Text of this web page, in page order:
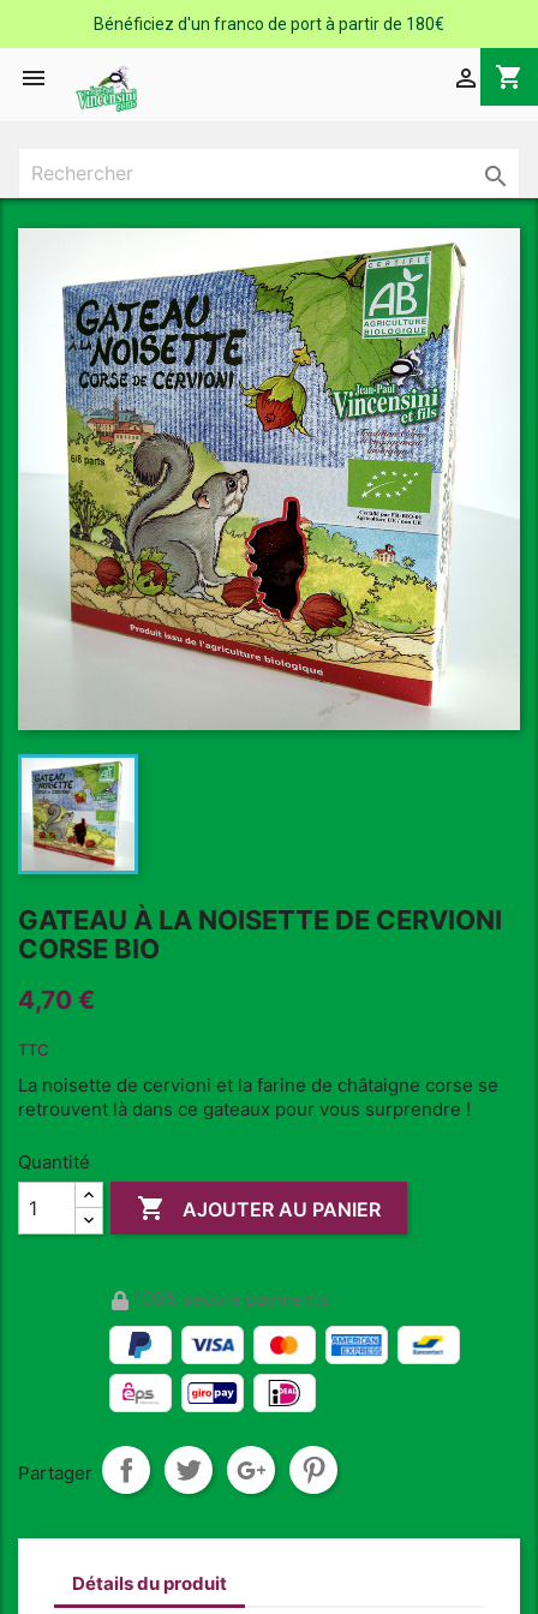
Bénéficiez d'un franco de port à partir de 180€
 shopping_cart


GATEAU À LA NOISETTE DE CERVIONI
CORSE BIO
4,70 €
TTC
La noisette de cervioni et la farine de châtaigne corse se
retrouvent là dans ce gateaux pour vous surprendre !
Quantité
 AJOUTER AU PANIER
100% secure payments
Partager
Détails du produit